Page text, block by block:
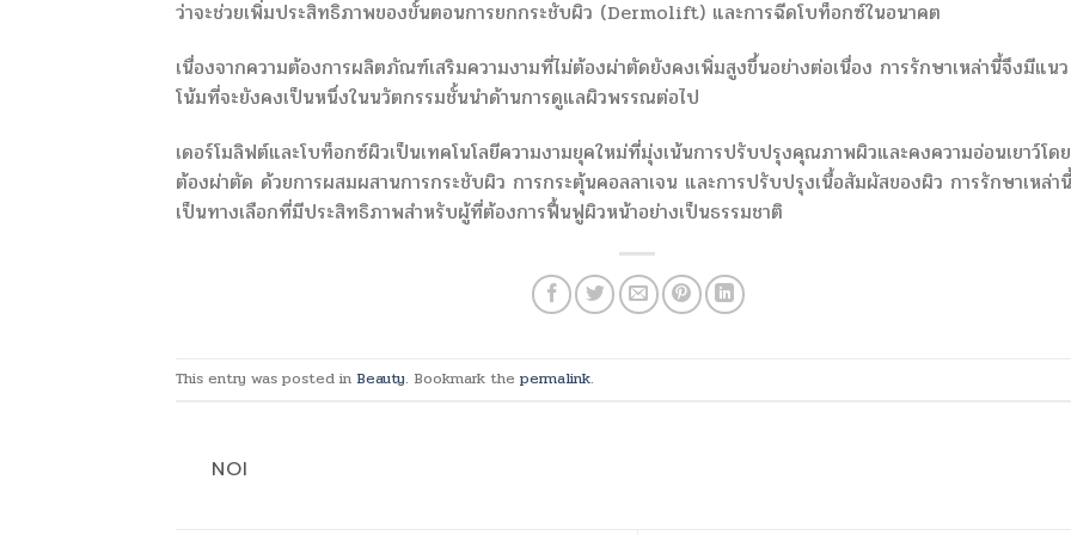
ว่าจะช่วยเพิ่มประสิทธิภาพของขั้นตอนการยกกระชับผิว (Dermolift) และการฉีดโบท็อกซ์ในอนาคต
เนื่องจากความต้องการผลิตภัณฑ์เสริมความงามที่ไม่ต้องผ่าตัดยังคงเพิ่มสูงขึ้นอย่างต่อเนื่อง การรักษาเหล่านี้จึงมีแนว
โน้มที่จะยังคงเป็นหนึ่งในนวัตกรรมชั้นนำด้านการดูแลผิวพรรณต่อไป
เดอร์โมลิฟต์และโบท็อกซ์ผิวเป็นเทคโนโลยีความงามยุคใหม่ที่มุ่งเน้นการปรับปรุงคุณภาพผิวและคงความอ่อนเยาว์โด
ต้องผ่าตัด ด้วยการผสมผสานการกระชับผิว การกระตุ้นคอลลาเจน และการปรับปรุงเนื้อสัมผัสของผิว การรักษาเหล่า
เป็นทางเลือกที่มีประสิทธิภาพสำหรับผู้ที่ต้องการฟื้นฟูผิวหน้าอย่างเป็นธรรมชาติ
This entry was posted in Beauty. Bookmark the permalink.
NOI